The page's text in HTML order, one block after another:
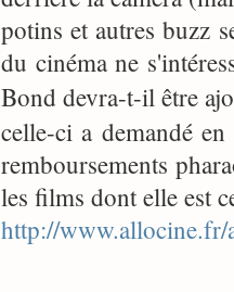
potins et autres buzz
du cinéma ne
Bond devra-t-il être
celle-ci a demandé
remboursements
les films dont elle est
http://